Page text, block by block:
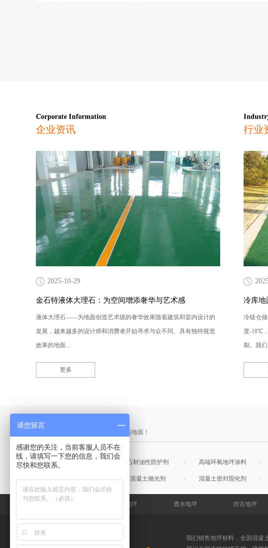
Corporate Information
企业资讯
2025-10-29
金石特液体大理石：为空间增添奢华与艺术感
液体大理石——为地面创造艺术级的奢华效果随着建筑和室内设计的
发展，越来越多的设计师和消费者开始寻求与众不同、具有独特视觉
效果的地面...
更多
行业
冷库地
冷链仓
度-18℃
裂。我们
产品采购直通车
做中国最硬的地坪，金石特钢化您的地面！
混凝土表面增强剂 石材油性防护剂 高端环氧地坪涂料
混凝土润色剂 混凝土抛光剂 混凝土密封固化剂
钢化地坪 透水地坪 仿古地坪
我们销售地坪材料，全国混凝
请您留言
感谢您的关注，当前客服人员不在
线，请填写一下您的信息，我们会
尽快和您联系。